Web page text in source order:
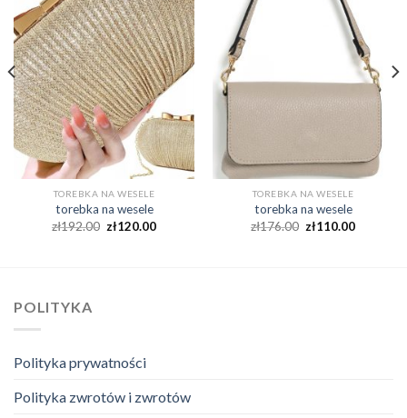
TOREBKA NA WESELE
torebka na wesele
zł192.00 zł120.00
TOREBKA NA WESELE
torebka na wesele
zł176.00 zł110.00
POLITYKA
Polityka prywatności
Polityka zwrotów i zwrotów